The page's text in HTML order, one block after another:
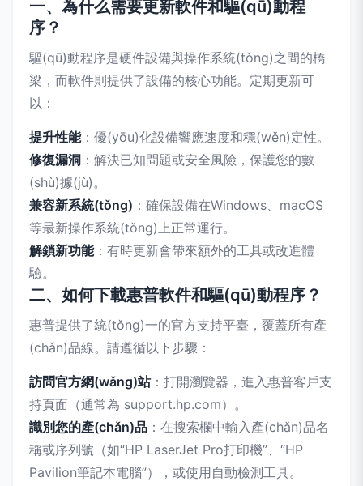
一、為什么需要更新軟件和驅(qū)動程
序？
驅(qū)動程序是硬件設備與操作系統(tǒng)之間的橋
梁，而軟件則提供了設備的核心功能。定期更新可
以：
提升性能：優(yōu)化設備響應速度和穩(wěn)定性。
修復漏洞 ：解決已知問題或安全風險，保護您的數
(shù)據(jù)。
兼容新系統(tǒng) ：確保設備在Windows、macOS
等最新操作系統(tǒng)上正常運行。
解鎖新功能：有時更新會帶來額外的工具或改進體
驗。
二、如何下載惠普軟件和驅(qū)動程序？
惠普提供了統(tǒng)一的官方支持平臺，覆蓋所有產
(chǎn)品線。請遵循以下步驟：
訪問官方網(wǎng)站：打開瀏覽器，進入惠普客戶支
持頁面（通常為 support.hp.com）。
識別您的產(chǎn)品 ：在搜索欄中輸入產(chǎn)品名
稱或序列號（如“HP LaserJet Pro打印機”、“HP
Pavilion筆記本電腦”），或使用自動檢測工具。